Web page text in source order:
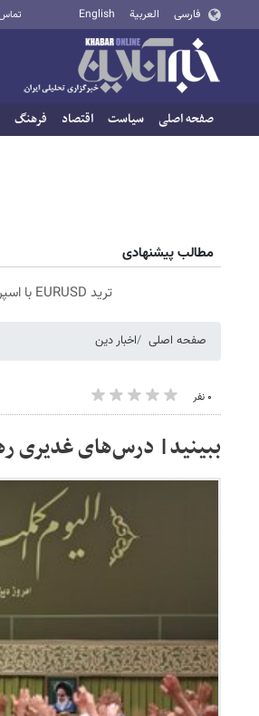
فارسی العربية English
صفحه اصلی سیاست اقتصاد فرهنگ
مطالب پیشنهادی
ترید EURUSD با اسپرد از صفر پیپ
صفحه اصلی اخبار دین
۰ نفر
ببینید| درس‌های غدیری